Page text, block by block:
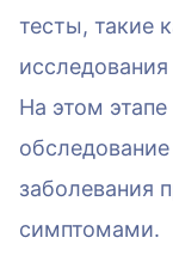
тесты, такие
На этом
заболевания
симптомами.